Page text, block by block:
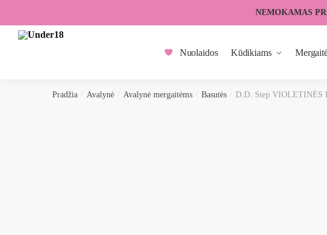
navigation
content
NEMOKAMAS
Nuolaidos Kūdikiams
Pradžia Avalynė Avalynė mergaitėms Basutės D.D. Step VIOLETINĖS